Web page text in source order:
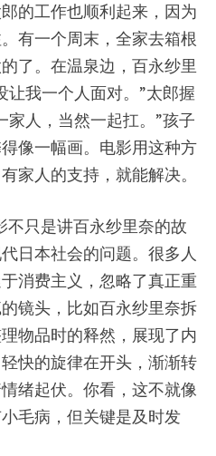
的工作也顺利起来，因为
有一个周末，全家去箱根
了。在温泉边，百永纱里
让我一个人面对。”太郎握
家人，当然一起扛。”孩子
像一幅画。电影用这种方
家人的支持，就能解决。
不只是讲百永纱里奈的故
日本社会的问题。很多人
消费主义，忽略了真正重
镜头，比如百永纱里奈拆
物品时的释然，展现了内
快的旋律在开头，渐渐转
绪起伏。你看，这不就像
毛病，但关键是及时发